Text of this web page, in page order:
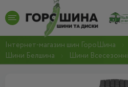
Інтернет-магазин шин ГороШина
Шини Белшина
Шини Всесезонні